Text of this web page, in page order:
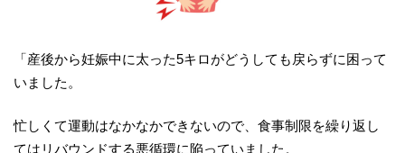
「産後から妊娠中に太った5キロがどうしても戻らずに困って
いました。
忙しくて運動はなかなかできないので、食事制限を繰り返し
てはリバウンドする悪循環に陥っていました。